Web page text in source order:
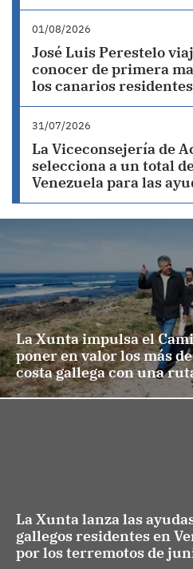
01/08/2026
José Luis Perestelo
conocer de primera
los canarios
31/07/2026
La Viceconsejería de
selecciona a un total
Venezuela para las
La Xunta impulsa el
poner en valor los más
costa gallega con una
La Xunta lanza las
gallegos residentes en
por los terremotos de